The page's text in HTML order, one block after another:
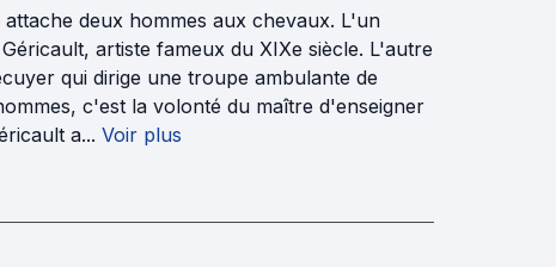
deux hommes aux chevaux. L'un
artiste fameux du XIXe siècle. L'autre
qui dirige une troupe ambulante de
c'est la volonté du maître d'enseigner
a... Voir plus